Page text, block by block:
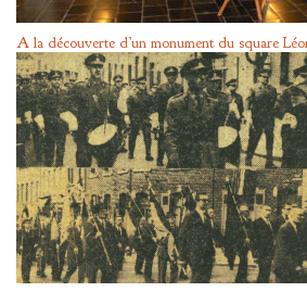
A la découverte d’un monument du square